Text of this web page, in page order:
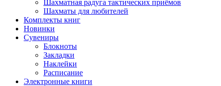
Шахматная радуга тактических приёмов
Шахматы для любителей
Комплекты книг
Новинки
Сувениры
Блокноты
Закладки
Наклейки
Расписание
Электронные книги